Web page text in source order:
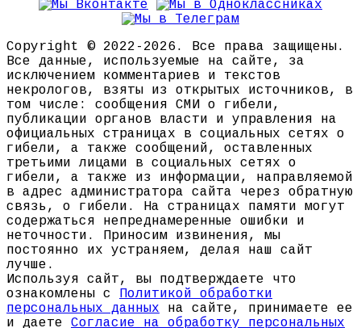
Copyright © 2022-2026. Все права защищены.
Все данные, используемые на сайте, за
исключением комментариев и текстов
некрологов, взяты из открытых источников, в
том числе: сообщения СМИ о гибели,
публикации органов власти и управления на
официальных страницах в социальных сетях о
гибели, а также сообщений, оставленных
третьими лицами в социальных сетях о
гибели, а также из информации, направляемой
в адрес администратора сайта через обратную
связь, о гибели. На страницах памяти могут
содержаться непреднамеренные ошибки и
неточности. Приносим извинения, мы
постоянно их устраняем, делая наш сайт
лучше.
Используя сайт, вы подтверждаете что
ознакомлены с Политикой обработки
персональных данных на сайте, принимаете ее
и даете Согласие на обработку персональных